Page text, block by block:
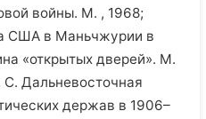
войны. М. , 1968;
США в Маньчжурии в
«открытых дверей». М.
С. Дальневосточная
держав в 1906–